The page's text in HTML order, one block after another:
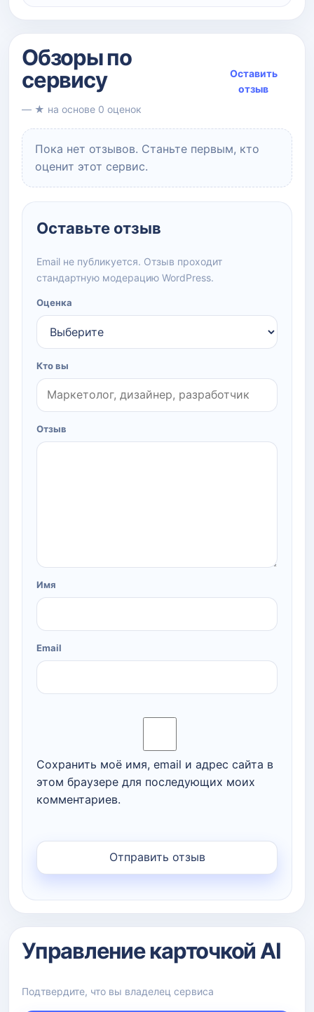
Обзоры по
сервису
— ★ на основе 0 оценок
Оставить
отзыв
Пока нет отзывов. Станьте первым, кто
оценит этот сервис.
Оставьте отзыв
Email не публикуется. Отзыв проходит
стандартную модерацию WordPress.
Оценка
Кто вы
Отзыв
Имя
Email
Сохранить моё имя, email и адрес сайта в
этом браузере для последующих моих
комментариев.
Управление карточкой AI
Подтвердите, что вы владелец сервиса